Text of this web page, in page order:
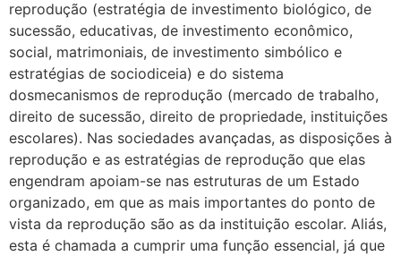
reprodução (estratégia de investimento biológico, de
sucessão, educativas, de investimento econômico,
social, matrimoniais, de investimento simbólico e
estratégias de sociodiceia) e do sistema
dosmecanismos de reprodução (mercado de trabalho,
direito de sucessão, direito de propriedade, instituições
escolares). Nas sociedades avançadas, as disposições à
reprodução e as estratégias de reprodução que elas
engendram apoiam-se nas estruturas de um Estado
organizado, em que as mais importantes do ponto de
vista da reprodução são as da instituição escolar. Aliás,
esta é chamada a cumprir uma função essencial, já que